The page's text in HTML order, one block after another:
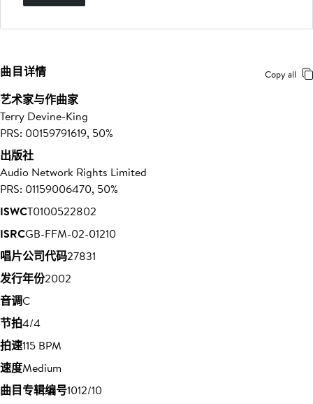
曲目详情 Copy all
艺术家与作曲家
Terry Devine-King
PRS: 00159791619, 50%
出版社
Audio Network Rights Limited
PRS: 01159006470, 50%
ISWCT0100522802
ISRCGB-FFM-02-01210
唱片公司代码27831
发行年份2002
音调C
节拍4/4
拍速115 BPM
速度Medium
曲目专辑编号1012/10